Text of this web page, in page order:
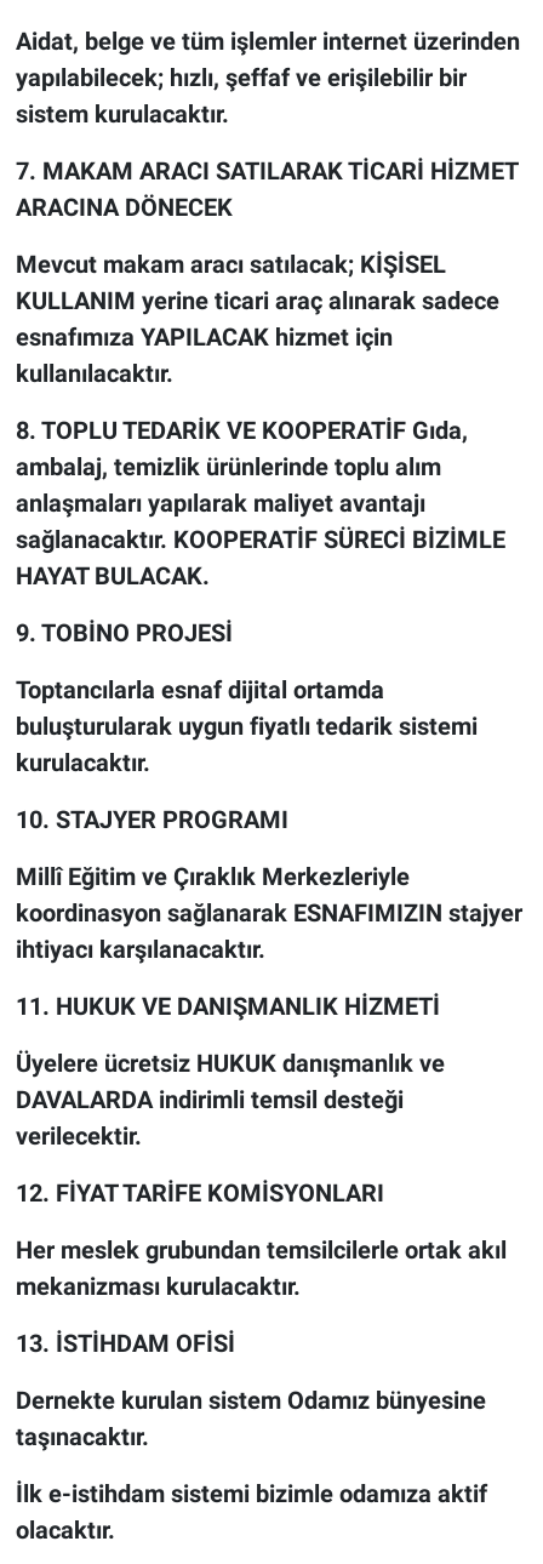
Aidat, belge ve tüm işlemler internet üzerinden
yapılabilecek; hızlı, şeffaf ve erişilebilir bir
sistem kurulacaktır.
7. MAKAM ARACI SATILARAK TİCARİ HİZMET
ARACINA DÖNECEK
Mevcut makam aracı satılacak; KİŞİSEL
KULLANIM yerine ticari araç alınarak sadece
esnafımıza YAPILACAK hizmet için
kullanılacaktır.
8. TOPLU TEDARİK VE KOOPERATİF Gıda,
ambalaj, temizlik ürünlerinde toplu alım
anlaşmaları yapılarak maliyet avantajı
sağlanacaktır. KOOPERATİF SÜRECİ BİZİMLE
HAYAT BULACAK.
9. TOBİNO PROJESİ
Toptancılarla esnaf dijital ortamda
buluşturularak uygun fiyatlı tedarik sistemi
kurulacaktır.
10. STAJYER PROGRAMI
Millî Eğitim ve Çıraklık Merkezleriyle
koordinasyon sağlanarak ESNAFIMIZIN stajyer
ihtiyacı karşılanacaktır.
11. HUKUK VE DANIŞMANLIK HİZMETİ
Üyelere ücretsiz HUKUK danışmanlık ve
DAVALARDA indirimli temsil desteği
verilecektir.
12. FİYAT TARİFE KOMİSYONLARI
Her meslek grubundan temsilcilerle ortak akıl
mekanizması kurulacaktır.
13. İSTİHDAM OFİSİ
Dernekte kurulan sistem Odamız bünyesine
taşınacaktır.
İlk e-istihdam sistemi bizimle odamıza aktif
olacaktır.